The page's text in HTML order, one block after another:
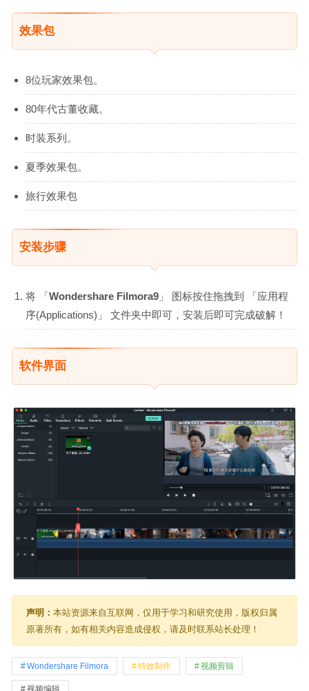
效果包
8位玩家效果包。
80年代古董收藏。
时装系列。
夏季效果包。
旅行效果包
安装步骤
将 「Wondershare Filmora9 」 图标按住拖拽到 「应用程
序(Applications)」 文件夹中即可，安装后即可完成破解！
软件界面
声明： 本站资源来自互联网，仅用于学习和研究使用，版权归属
原著所有，如有相关内容造成侵权，请及时联系站长处理！
Wondershare Filmora 特效制作 视频剪辑
视频编辑